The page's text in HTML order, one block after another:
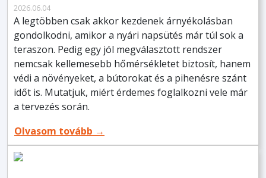
2026.06.04
A legtöbben csak akkor kezdenek árnyékolásban
gondolkodni, amikor a nyári napsütés már túl sok a
teraszon. Pedig egy jól megválasztott rendszer
nemcsak kellemesebb hőmérsékletet biztosít, hanem
védi a növényeket, a bútorokat és a pihenésre szánt
időt is. Mutatjuk, miért érdemes foglalkozni vele már
a tervezés során.
Olvasom tovább →